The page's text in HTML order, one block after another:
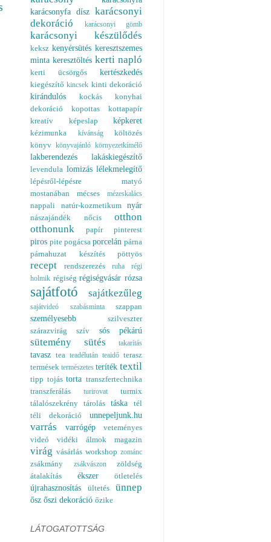
karácsonyfa dísz karácsonyi
dekoráció
karácsonyi gömb
karácsonyi készülődés
keksz kenyérsütés keresztszemes
minta keresztöltés kerti napló
kerti ücsörgős kertészkedés
kiegészítő kincsek kinti dekoráció
kirándulós kockás
konyhai
dekoráció
kopottas
kottapapír
kreatív
képeslap képkeret
kézimunka kívánság
költözés
könyv könyvajánló környezetkímélő
lakberendezés lakáskiegészítő
levendula lomizás lélekmelegítő
lépésről-lépésre
matyó
mostanában
mécses mézeskalács
nappali natúr-kozmetikum nyár
nászajándék nőcis
otthon
otthonunk
papír pinterest
piros pite pogácsa porcelán párna
párnahuzat készítés
pöttyös
recept rendszerezés ruha
régi
holmik régiség régiségvásár rózsa
sajátfotó sajátkezűleg
sajátvideó szabásminta szappan
személyesebb
szilveszter
szárazvirág
szív sós pékárú
sütemény sütés takarítás
tavasz tea teadélután teaidő terasz
termések természetes teríték textil
tipp tojás torta transzfertechnika
transzferálás
turirovat
turmix
tálalószekrény tárolás táska
tél
téli dekoráció
unnepeljunk.hu
varrás varrógép
veteményes
videó
vidéki álmok magazin
virág vásárlás workshop zománc
zsákmány zsákvászon
zöldség
átalakítás
ékszer ötletelés
újrahasznosítás ültetés ünnep
ősz őszi dekoráció őzike
LÁTOGATOTTSÁG